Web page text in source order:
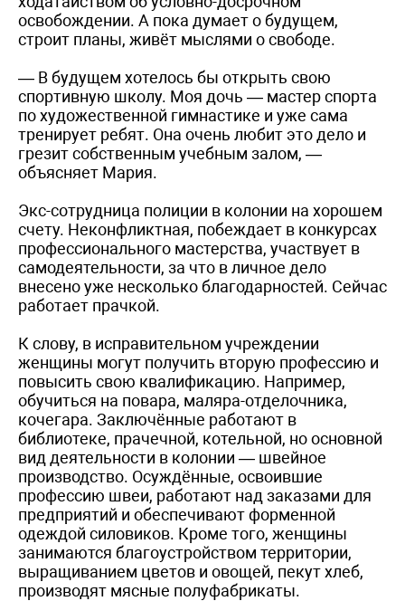
освобождении. А пока думает о будущем,
строит планы, живёт мыслями о свободе.
— В будущем хотелось бы открыть свою
спортивную школу. Моя дочь — мастер спорта
по художественной гимнастике и уже сама
тренирует ребят. Она очень любит это дело и
грезит собственным учебным залом, —
объясняет Мария.
Экс-сотрудница полиции в колонии на хорошем
счету. Неконфликтная, побеждает в конкурсах
профессионального мастерства, участвует в
самодеятельности, за что в личное дело
внесено уже несколько благодарностей. Сейчас
работает прачкой.
К слову, в исправительном учреждении
женщины могут получить вторую профессию и
повысить свою квалификацию. Например,
обучиться на повара, маляра-отделочника,
кочегара. Заключённые работают в
библиотеке, прачечной, котельной, но основной
вид деятельности в колонии — швейное
производство. Осуждённые, освоившие
профессию швеи, работают над заказами для
предприятий и обеспечивают форменной
одеждой силовиков. Кроме того, женщины
занимаются благоустройством территории,
выращиванием цветов и овощей, пекут хлеб,
производят мясные полуфабрикаты.